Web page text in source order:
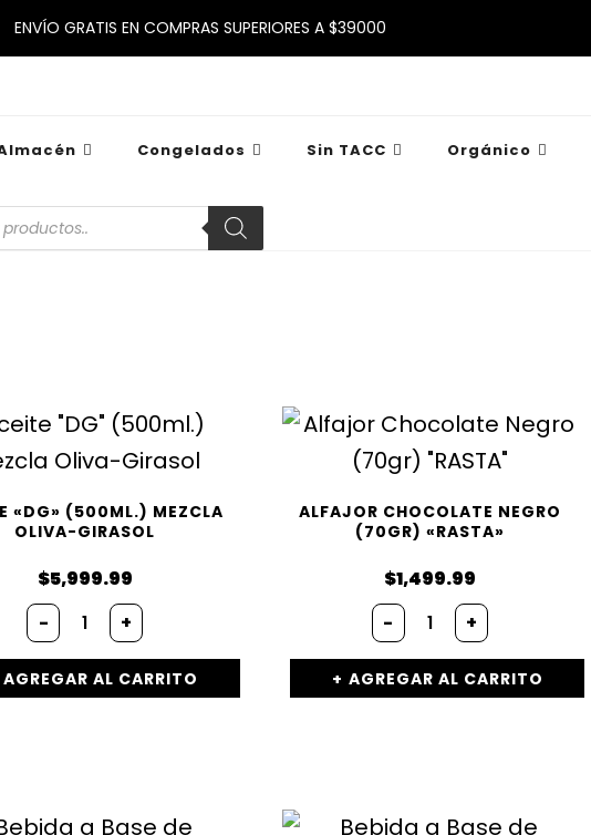
ENVÍO GRATIS EN COMPRAS SUPERIORES A $39000
Congelados Sin TACC Orgánico
«DG» (500ML.) MEZCLA
OLIVA-GIRASOL
$5,999.99
-
+
AGREGAR AL CARRITO
ALFAJOR CHOCOLATE NEGRO
(70GR) «RASTA»
$1,499.99
-
+
AGREGAR AL CARRITO